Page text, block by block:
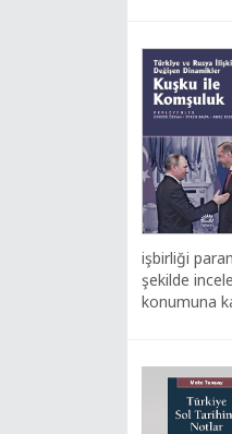
işbirliği
şekilde
konumuna